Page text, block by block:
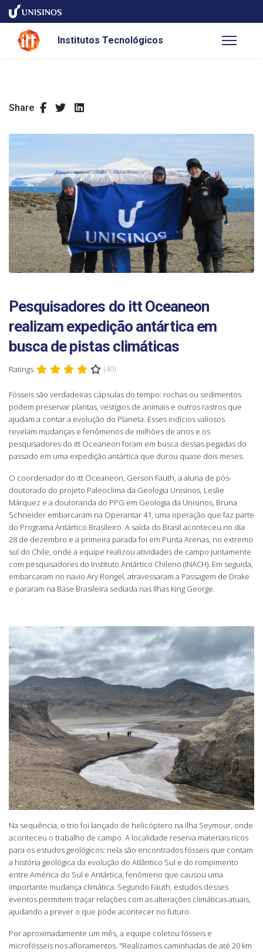
Institutos Tecnológicos
Share
Pesquisadores do itt Oceaneon
realizam expedição antártica em
busca de pistas climáticas
Ratings (40)
Fósseis são verdadeiras cápsulas do tempo: rochas ou sedimentos
podem preservar plantas, vestígios de animais e outros rastros que
ajudam a contar a evolução do Planeta. Esses indícios valiosos
revelam mudanças e fenômenos de milhões de anos e os
pesquisadores do itt Oceaneon foram em busca dessas pegadas do
passado em uma expedição antártica que durou quase dois meses.
O coordenador do itt Oceaneon, Gerson Fauth, a aluna de pós-
doutorado do projeto Paleoclima da Geologia Unisinos, Leslie
Márquez e a doutoranda do PPG em Geologia da Unisinos, Bruna
Schneider embarcaram na Operantar 41, uma operação que faz parte
do Programa Antártico Brasileiro. A saída do Brasil aconteceu no dia
28 de dezembro e a primeira parada foi em Punta Arenas, no extremo
sul do Chile, onde a equipe realizou atividades de campo juntamente
com pesquisadores do Instituto Antártico Chileno (INACH). Em seguida,
embarcaram no navio Ary Rongel, atravessaram a Passagem de Drake
e pararam na Base Brasileira sediada nas Ilhas King George.
Na sequência, o trio foi lançado de helicóptero na Ilha Seymour, onde
aconteceu o trabalho de campo. A localidade reserva materiais ricos
para os estudos geológicos: nela são encontrados fósseis que contam
a história geológica da evolução do Atlântico Sul e do rompimento
entre América do Sul e Antártica, fenômeno que causou uma
importante mudança climática. Segundo Fauth, estudos desses
eventos permitem traçar relações com as alterações climáticas atuais,
ajudando a prever o que pode acontecer no futuro.
Por aproximadamente um mês, a equipe coletou fósseis e
microfósseis nos afloramentos. "Realizamos caminhadas de até 20 km